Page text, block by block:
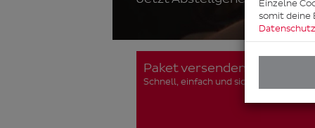
Paket versenden
Schnell, einfach und sicher
Einzelne
somit deine